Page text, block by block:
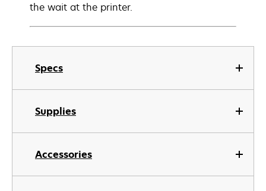
Specs
Supplies
Accessories
the wait at the printer.